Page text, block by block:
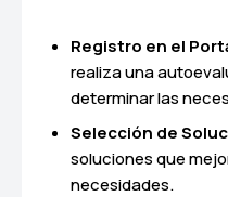
Registro en el
realiza una
determinar las
Selección de
soluciones que
necesidades.